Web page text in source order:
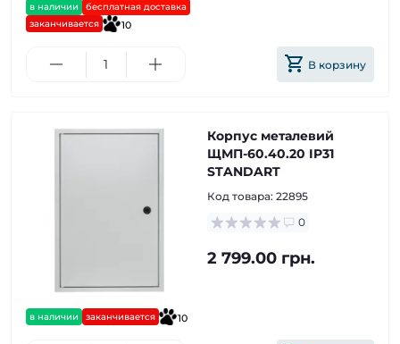
в наличии
бесплатная доставка
заканчивается
10
В корзину
в наличии заканчивается 10
Корпус металевий
ЩМП-60.40.20 IP31
STANDART
Код товара: 22895
0
2 799.00 грн.